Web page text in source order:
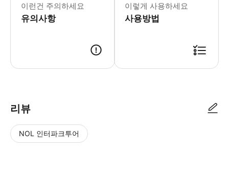
이런건 주의하세요
유의사항
이렇게 사용하세요
사용방법
리뷰
NOL 인터파크투어